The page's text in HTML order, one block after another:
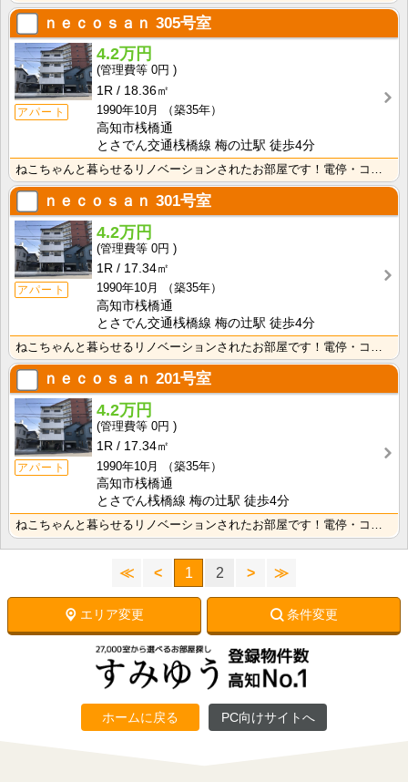
ｎｅｃｏｓａｎ 305号室
アパート
4.2万円
0円
1R
18.36㎡
1990年10月
（築35年）
高知市桟橋通
とさでん交通桟橋線 梅の辻駅 徒歩4分
ｎｅｃｏｓａｎ 301号室
アパート
4.2万円
0円
1R
17.34㎡
1990年10月
（築35年）
高知市桟橋通
とさでん交通桟橋線 梅の辻駅 徒歩4分
ねこちゃんと暮らせるリノベーションされたお部屋です！電停・コンビニ徒歩圏内で生活に便利な立地です！
ｎｅｃｏｓａｎ 201号室
アパート
4.2万円
0円
1R
17.34㎡
1990年10月
（築35年）
高知市桟橋通
とさでん桟橋線 梅の辻駅 徒歩4分
ねこちゃんと暮らせるリノベーションされたお部屋です！電停・コンビニ徒歩圏内で生活に便利な立地です！
≪ < 1 2 > ≫
エリア変更 条件変更
ホームに戻る PC向けサイトへ